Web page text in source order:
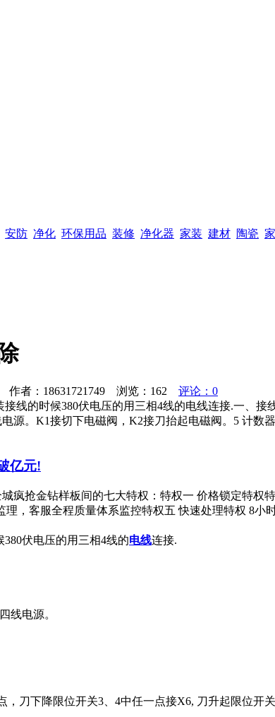
安防 净化 环保用品 装修 净化器 家装 建材 陶瓷
作者：18631721749 浏览： 162
评论：0
线的时候380伏电压的用三相4线的电线连接.一、接
源。K1接切下电磁阀，K2接刀抬起电磁阀。5 计数
亿元!
疯抢金钻样板间的七大特权：特权一 价格锁定特
，客服全程质量体系监控特权五 快速处理特权 8
伏电压的用三相4线的电线连接.
线电源。
刀下降限位开关3、4中任一点接X6, 刀升起限位开